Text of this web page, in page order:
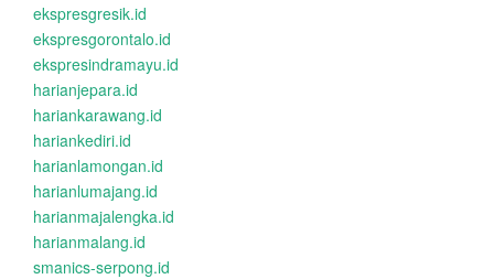
ekspresgresik.id
ekspresgorontalo.id
ekspresindramayu.id
harianjepara.id
hariankarawang.id
hariankediri.id
harianlamongan.id
harianlumajang.id
harianmajalengka.id
harianmalang.id
smanics-serpong.id